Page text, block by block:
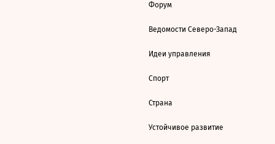
Форум
Ведомости Северо-Запад
Идеи управления
Спорт
Страна
Устойчивое развитие